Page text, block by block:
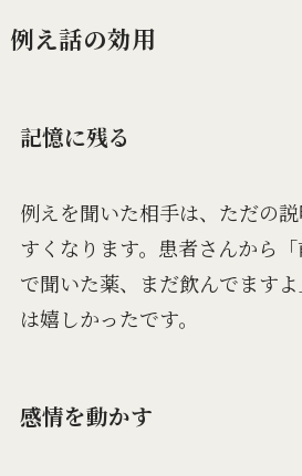
例え話の効用
記憶に残る
例えを聞いた相手は、ただの
すくなります。患者さんから
で聞いた薬、まだ飲んでます
は嬉しかったです。
感情を動かす